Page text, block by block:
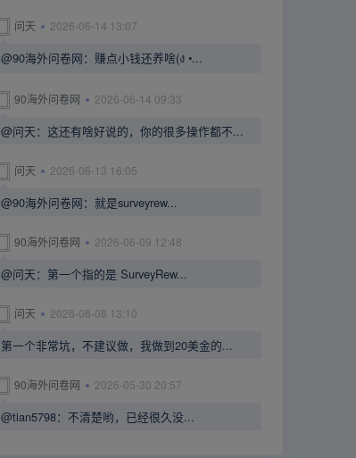
问天 2026-06-14 13:07
@90海外问卷网：赚点小钱还养啥(ง •...
90海外问卷网 2026-06-14 09:33
@问天：这还有啥好说的，你的很多操作都不...
问天 2026-06-13 16:05
@90海外问卷网：就是surveyrew...
90海外问卷网 2026-06-09 12:48
@问天：第一个指的是 SurveyRew...
问天 2026-06-08 13:10
第一个非常坑，不建议做，我做到20美金的...
90海外问卷网 2026-05-30 20:57
@tian5798：不清楚哟，已经很久没...